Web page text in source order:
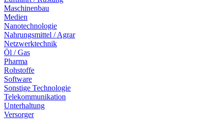
Maschinenbau
Medien
Nanotechnologie
Nahrungsmittel / Agrar
Netzwerktechnik
Öl / Gas
Pharma
Rohstoffe
Software
Sonstige Technologie
Telekommunikation
Unterhaltung
Versorger